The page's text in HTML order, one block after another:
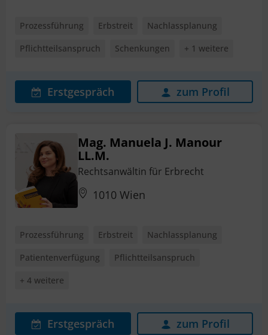
Prozessführung Erbstreit
Nachlassplanung
Pflichtteilsanspruch
Schenkungen + 1 weitere
Erstgespräch zum Profil
Mag. Manuela J. Manour
LL.M.
Rechtsanwältin für Erbrecht
1010 Wien
Prozessführung Erbstreit
Nachlassplanung
Patientenverfügung
Pflichtteilsanspruch
+ 4 weitere
Erstgespräch zum Profil